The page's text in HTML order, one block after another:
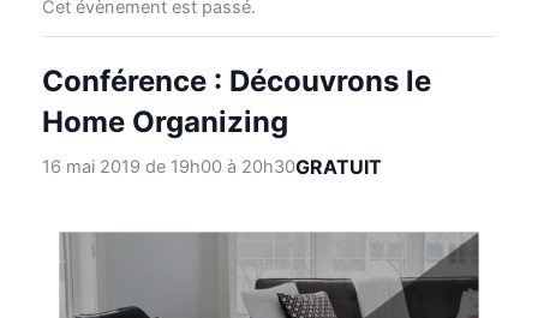
Cet évènement est passé.
Conférence : Découvrons le
Home Organizing
16 mai 2019 de 19h00à 20h30GRATUIT